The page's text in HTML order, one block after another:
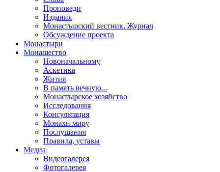
Проповеди
Издания
Монастырский вестник. Журнал
Обсуждение проекта
Монастыри
Монашество
Новоначальному
Аскетика
Жития
В память вечную...
Монастырское хозяйство
Исследования
Консультация
Монахи миру
Послушания
Правила, уставы
Медиа
Видеогалерея
Фотогалерея